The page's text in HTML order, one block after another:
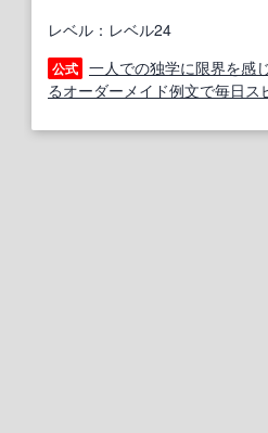
レベル：レベル24
公式 一人での独学に限界を感
るオーダーメイド例文で毎日ス